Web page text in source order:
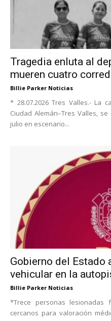
Tragedia enluta al
mueren cuatro
Billie Parker Noticias
* 28.07.2026 Tres Valles.- La
Ciudad Alemán–Tres Valles,
julio en escenario...
Gobierno del Estado
vehicular en la
Billie Parker Noticias
*Trece personas lesionadas
cercanos para valoración